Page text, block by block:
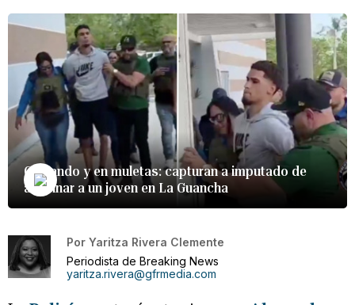
Cojeando y en muletas: capturan a imputado de
asesinar a un joven en La Guancha
Por Yaritza Rivera Clemente
Periodista de Breaking News
yaritza.rivera@gfrmedia.com